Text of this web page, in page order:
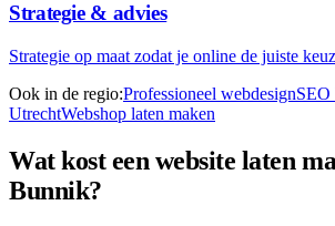
Strategie & advies
Strategie op maat zodat je online de juiste
Ook in de regio:Professioneel webdesignSEO
UtrechtWebshop laten maken
Wat kost een website laten
Bunnik?